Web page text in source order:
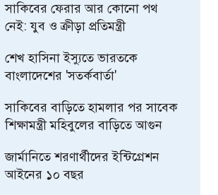
সাকিবের ফেরার আর কোনো পথ
নেই: যুব ও ক্রীড়া প্রতিমন্ত্রী
শেখ হাসিনা ইস্যুতে ভারতকে
বাংলাদেশের 'সতর্কবার্তা'
সাকিবের বাড়িতে হামলার পর সাবেক
শিক্ষামন্ত্রী মহিবুলের বাড়িতে আগুন
জার্মানিতে শরণার্থীদের ইন্টিগ্রেশন
আইনের ১০ বছর